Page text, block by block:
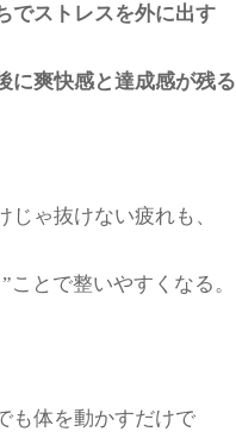
でストレスを外に出す
に爽快感と達成感が残る
じゃ抜けない疲れも、
ことで整いやすくなる。
も体を動かすだけで